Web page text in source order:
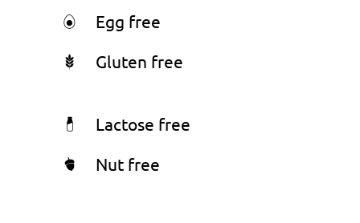
Egg free
Gluten free
Lactose free
Nut free